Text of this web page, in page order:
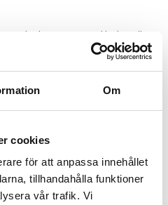
Om
cookies
för att anpassa innehållet
tillhandahålla funktioner
vår trafik. Vi
hög kvalité och passar lika bra till
Det består av 6
och kan delas upp efter